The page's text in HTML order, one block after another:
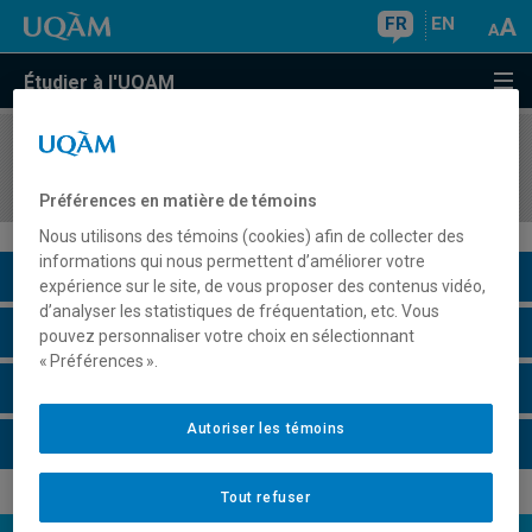
FR EN
Étudier à l'UQAM
COURS//
Description du cours
Horaire - Été 2026
Préférences en matière de témoins
Nous utilisons des témoins (cookies) afin de collecter des
informations qui nous permettent d’améliorer votre
expérience sur le site, de vous proposer des contenus vidéo,
d’analyser les statistiques de fréquentation, etc. Vous
pouvez personnaliser votre choix en sélectionnant
« Préférences ».
Tout refuser
Autoriser les témoins